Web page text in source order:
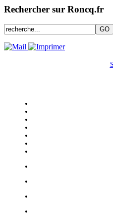
Rechercher sur Roncq.fr